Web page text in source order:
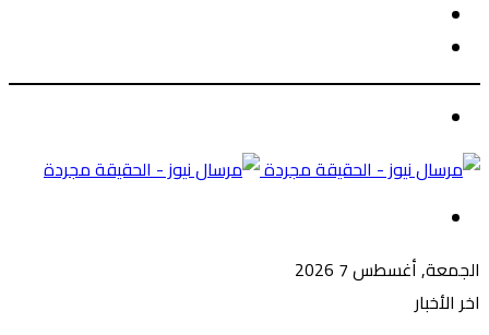
عن
الجمعة, أغسطس 7 2026
اخر الأخبار